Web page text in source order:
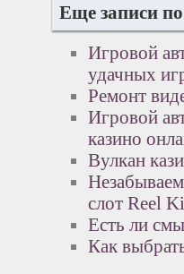
Еще записи
Игровой
удачных
Ремонт
Игровой
казино
Вулкан
слот Reel
Есть ли
Как